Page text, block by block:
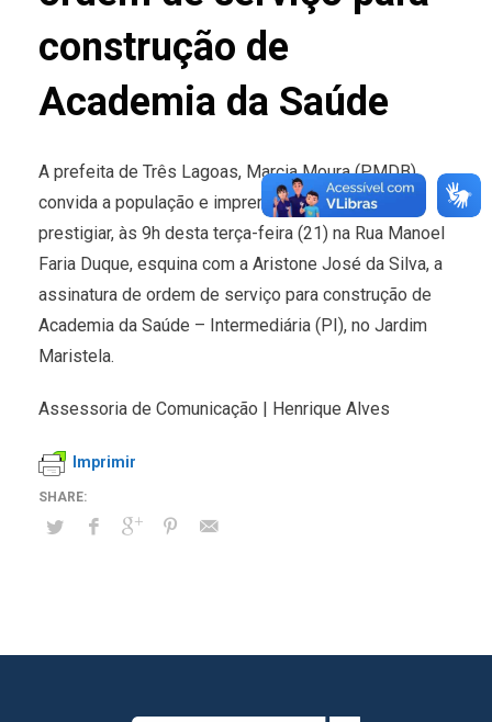
construção de
Academia da Saúde
A prefeita de Três Lagoas, Marcia Moura (PMDB),
convida a população e imprensa em geral para
prestigiar, às 9h desta terça-feira (21) na Rua Manoel
Faria Duque, esquina com a Aristone José da Silva, a
assinatura de ordem de serviço para construção de
Academia da Saúde – Intermediária (PI), no Jardim
Maristela.
Assessoria de Comunicação | Henrique Alves
Imprimir